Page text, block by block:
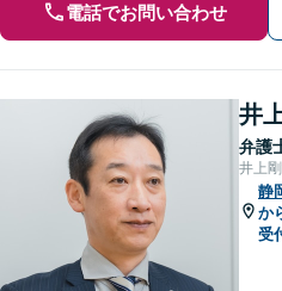
電話でお問い合わせ
井
弁護
井上
静
か
受